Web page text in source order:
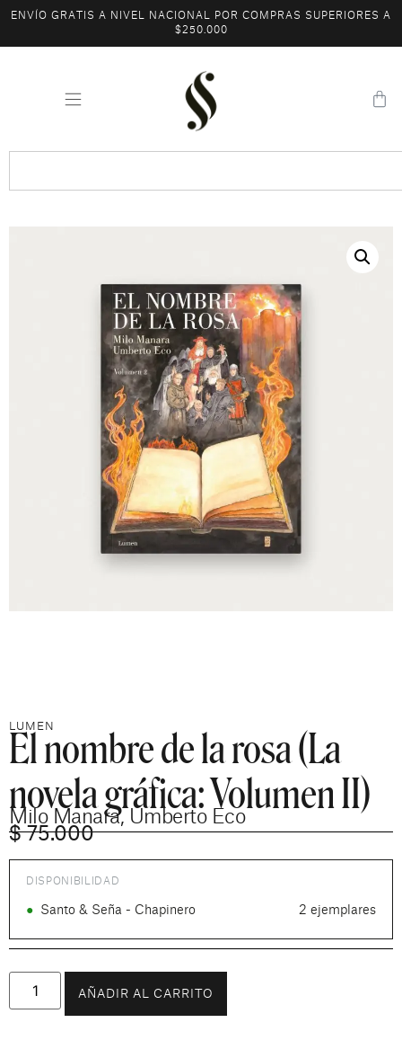
ENVÍO GRATIS A NIVEL NACIONAL POR COMPRAS SUPERIORES A
$250.000
LUMEN
El nombre de la rosa (La
novela gráfica: Volumen II)
Milo Manara, Umberto Eco
$75.000
DISPONIBILIDAD
● Santo & Seña - Chapinero 2 ejemplares
AÑADIR AL CARRITO